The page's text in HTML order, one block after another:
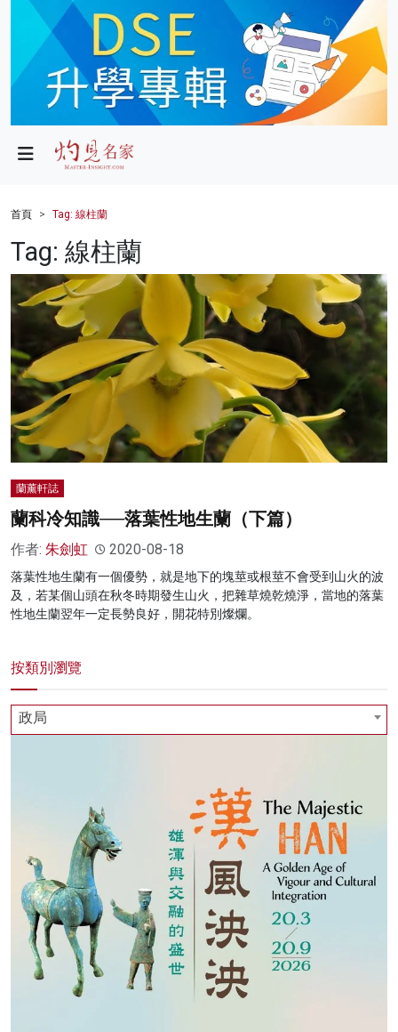
政局
財經
健康
商業
科技
影片
名家榜
灼見活動
關於我們
首頁 Tag: 線柱蘭
Tag: 線柱蘭
蘭薰軒誌
蘭科冷知識──落葉性地生蘭（下篇）
作者: 朱劍虹 2020-08-18
落葉性地生蘭有一個優勢，就是地下的塊莖或根莖不會受到山火的波
及，若某個山頭在秋冬時期發生山火，把雜草燒乾燒淨，當地的落葉
性地生蘭翌年一定長勢良好，開花特別燦爛。
按類別瀏覽
政局